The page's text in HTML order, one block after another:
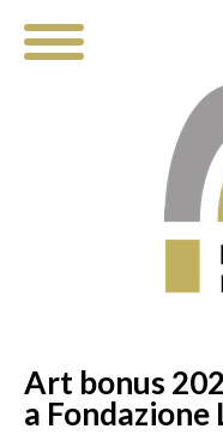
Art bonus
a